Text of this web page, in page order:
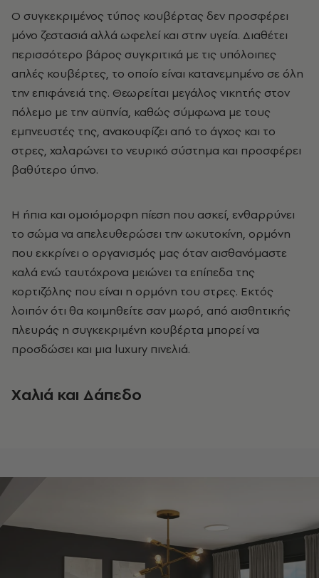
O συγκεκριμένος τύπος κουβέρτας δεν προσφέρει
μόνο ζεστασιά αλλά ωφελεί και στην υγεία. Διαθέτει
περισσότερο βάρος συγκριτικά με τις υπόλοιπες
απλές κουβέρτες, το οποίο είναι κατανεμημένο σε όλη
την επιφάνειά της. Θεωρείται μεγάλος νικητής στον
πόλεμο με την αϋπνία, καθώς σύμφωνα με τους
εμπνευστές της, ανακουφίζει από το άγχος και το
στρες, χαλαρώνει το νευρικό σύστημα και προσφέρει
βαθύτερο ύπνο.
Η ήπια και ομοιόμορφη πίεση που ασκεί, ενθαρρύνει
το σώμα να απελευθερώσει την ωκυτοκίνη, ορμόνη
που εκκρίνει ο οργανισμός μας όταν αισθανόμαστε
καλά ενώ ταυτόχρονα μειώνει τα επίπεδα της
κορτιζόλης που είναι η ορμόνη του στρες. Εκτός
λοιπόν ότι θα κοιμηθείτε σαν μωρό, από αισθητικής
πλευράς η συγκεκριμένη κουβέρτα μπορεί να
προσδώσει και μια luxury πινελιά.
Χαλιά και Δάπεδο